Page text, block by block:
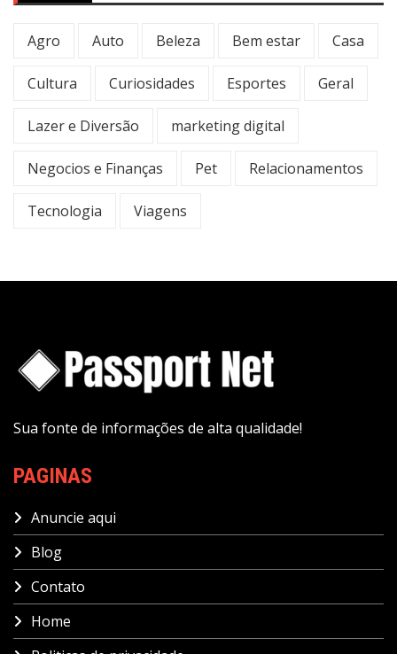
Agro Auto Beleza Bem estar Casa
Cultura Curiosidades Esportes Geral
Lazer e Diversão marketing digital
Negocios e Finanças Pet Relacionamentos
Tecnologia Viagens
Sua fonte de informações de alta qualidade!
PAGINAS
Anuncie aqui
Blog
Contato
Home